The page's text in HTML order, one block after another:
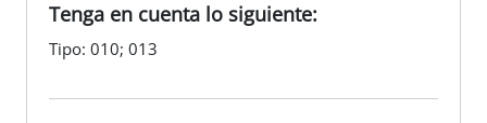
Tenga en cuenta lo siguiente:
Tipo: 010; 013